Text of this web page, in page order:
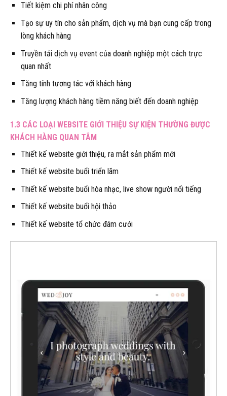
Tiết kiệm chi phí nhân công
Tạo sự uy tín cho sản phẩm, dịch vụ mà bạn cung cấp trong
lòng khách hàng
Truyền tải dịch vụ event của doanh nghiệp một cách trực
quan nhất
Tăng tính tương tác với khách hàng
Tăng lượng khách hàng tiềm năng biết đến doanh nghiệp
1.3 CÁC LOẠI WEBSITE GIỚI THIỆU SỰ KIỆN THƯỜNG ĐƯỢC
KHÁCH HÀNG QUAN TÂM
Thiết kế website giới thiệu, ra mắt sản phẩm mới
Thiết kế website buổi triển lãm
Thiết kế website buổi hòa nhạc, live show người nổi tiếng
Thiết kế website buổi hội thảo
Thiết kế website tổ chức đám cưới